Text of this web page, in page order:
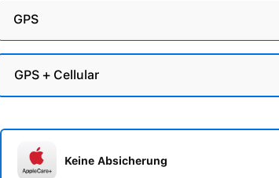
GPS
GPS + Cellular
Keine Absicherung